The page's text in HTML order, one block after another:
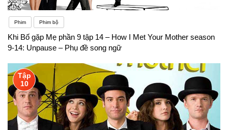
Phim Phim bộ
Khi Bố gặp Mẹ phần 9 tập 14 – How I Met Your Mother season
9-14: Unpause – Phụ đề song ngữ
Tập
10